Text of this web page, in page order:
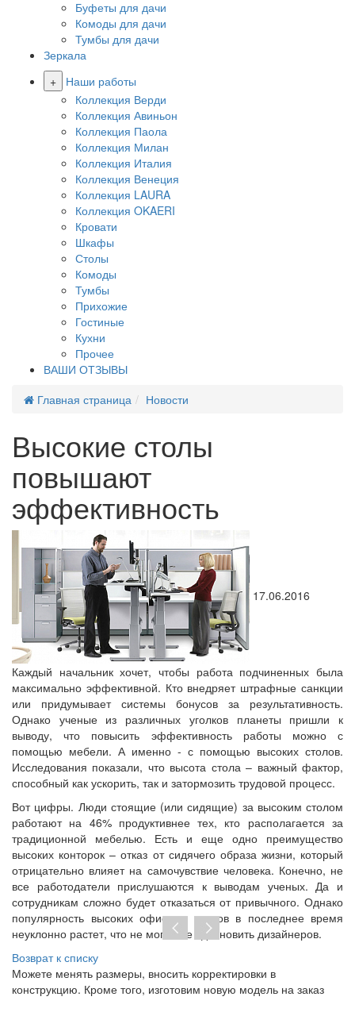
Буфеты для дачи
Комоды для дачи
Тумбы для дачи
Зеркала
+
Наши работы
Коллекция Верди
Коллекция Авиньон
Коллекция Паола
Коллекция Милан
Коллекция Италия
Коллекция Венеция
Коллекция LAURA
Коллекция OKAERI
Кровати
Шкафы
Столы
Комоды
Тумбы
Прихожие
Гостиные
Кухни
Прочее
ВАШИ ОТЗЫВЫ
Главная страница
Новости
Высокие столы
повышают
эффективность
17.06.2016
Каждый начальник хочет, чтобы работа подчиненных была
максимально эффективной. Кто внедряет штрафные санкции
или придумывает системы бонусов за результативность.
Однако ученые из различных уголков планеты пришли к
выводу, что повысить эффективность работы можно с
помощью мебели. А именно - с помощью высоких столов.
Исследования показали, что высота стола – важный фактор,
способный как ускорить, так и затормозить трудовой процесс.
Вот цифры. Люди стоящие (или сидящие) за высоким столом
работают на 46% продуктивнее тех, кто располагается за
традиционной мебелью. Есть и еще одно преимущество
высоких конторок – отказ от сидячего образа жизни, который
отрицательно влияет на самочувствие человека. Конечно, не
все работодатели прислушаются к выводам ученых. Да и
сотрудникам сложно будет отказаться от привычного. Однако
популярность высоких офисных столов в последнее время
неуклонно растет, что не могло не вдохновить дизайнеров.
Возврат к списку
Можете менять размеры, вносить корректировки в
конструкцию. Кроме того, изготовим новую модель на заказ